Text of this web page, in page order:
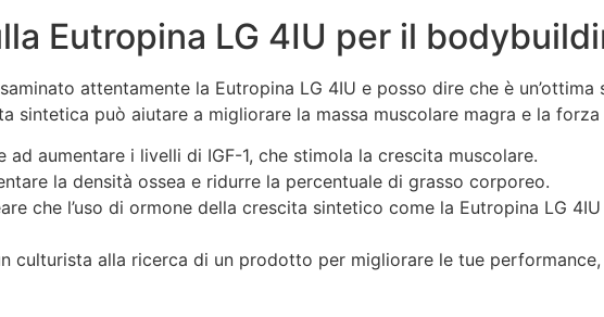
Eutropina LG 4IU per il
attentamente la Eutropina LG 4IU e posso dire che è
sintetica può aiutare a migliorare la massa muscolare magra e la forza
ad aumentare i livelli di IGF-1, che stimola la crescita muscolare.
la densità ossea e ridurre la percentuale di grasso corporeo.
che l’uso di ormone della crescita sintetico come la Eutropina LG
culturista alla ricerca di un prodotto per migliorare le tue